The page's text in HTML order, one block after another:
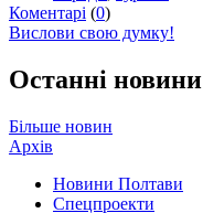
Коментарі (0)
Вислови свою думку!
Останні новини
Більше новин
Архів
Новини Полтави
Спецпроекти